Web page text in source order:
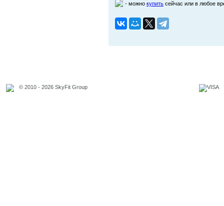
- можно купить сейчас или в любое
© 2010 - 2026 SkyFit Group